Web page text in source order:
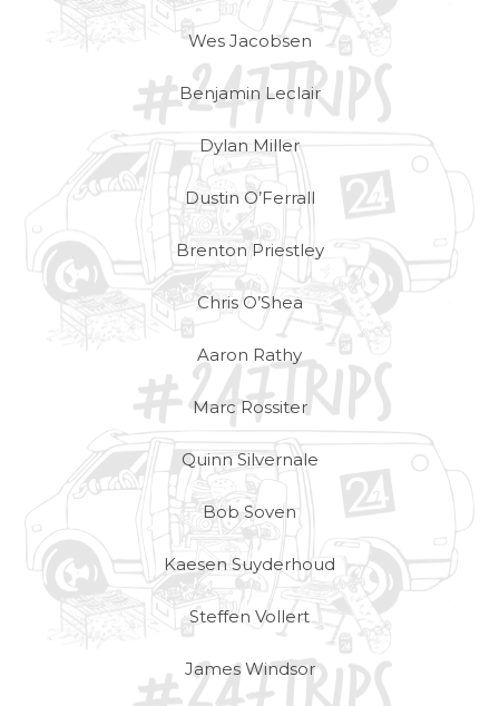
Wes Jacobsen
Benjamin Leclair
Dylan Miller
Dustin O’Ferrall
Brenton Priestley
Chris O’Shea
Aaron Rathy
Marc Rossiter
Quinn Silvernale
Bob Soven
Kaesen Suyderhoud
Steffen Vollert
James Windsor